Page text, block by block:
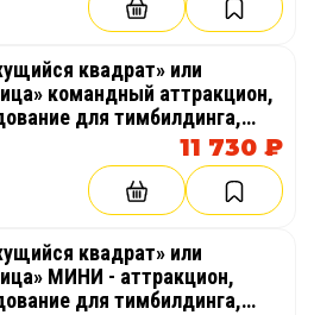
квадрат» или
командный аттракцион,
для тимбилдинга,
веселых стартов,
полосы препятствий
11 730 ₽
квадрат» или
МИНИ - аттракцион,
для тимбилдинга,